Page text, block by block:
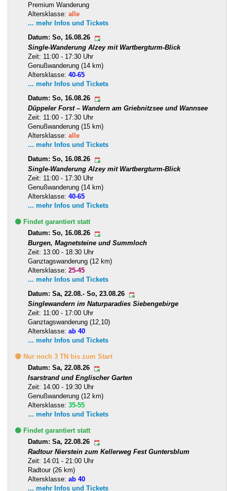
Premium Wanderung
Altersklasse: alle
... mehr Infos und Tickets
Datum: So, 16.08.26
Single-Wanderung Alzey mit Wartbergturm-Blick
Zeit: 11:00 - 17:30 Uhr
Genußwanderung (14 km)
Altersklasse: 40-65
... mehr Infos und Tickets
Datum: So, 16.08.26
Düppeler Forst – Wandern am Griebnitzsee und Wannsee
Zeit: 11:00 - 17:30 Uhr
Genußwanderung (15 km)
Altersklasse: alle
... mehr Infos und Tickets
Datum: So, 16.08.26
Single-Wanderung Alzey mit Wartbergturm-Blick
Zeit: 11:00 - 17:30 Uhr
Genußwanderung (14 km)
Altersklasse: 40-65
... mehr Infos und Tickets
🟢 Findet garantiert statt
Datum: So, 16.08.26
Burgen, Magnetsteine und Summloch
Zeit: 13:00 - 18:30 Uhr
Ganztagswanderung (12 km)
Altersklasse: 25-45
... mehr Infos und Tickets
Datum: Sa, 22.08.- So, 23.08.26
Singlewandern im Naturparadies Siebengebirge
Zeit: 11:00 - 17:00 Uhr
Ganztagswanderung (12,10)
Altersklasse: ab 40
... mehr Infos und Tickets
🟡 Nur noch 3 TN bis zum Start
Datum: Sa, 22.08.26
Isarstrand und Englischer Garten
Zeit: 14:00 - 19:30 Uhr
Genußwanderung (12 km)
Altersklasse: 35-55
... mehr Infos und Tickets
🟢 Findet garantiert statt
Datum: Sa, 22.08.26
Radtour Nierstein zum Kellerweg Fest Guntersblum
Zeit: 14:01 - 21:00 Uhr
Radtour (26 km)
Altersklasse: ab 40
... mehr Infos und Tickets